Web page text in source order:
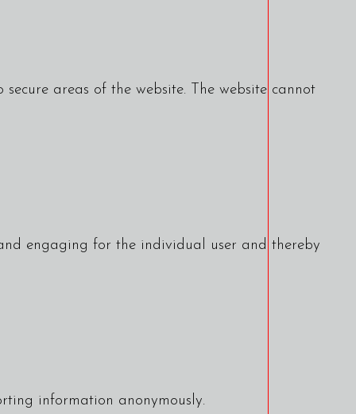
areas of the website. The website cannot
engaging for the individual user and thereby
information anonymously.